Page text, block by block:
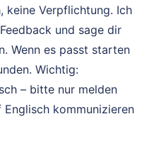
keine Verpflichtung. Ich
und sage dir
Wenn es passt starten
Wichtig:
– bitte nur melden
kommunizieren